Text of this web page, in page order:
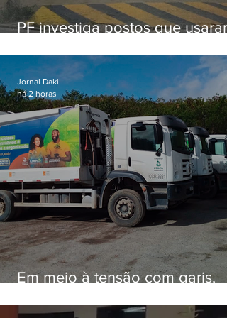
PF investiga postos que usaram
secretário morto em 2020
Em meio à tensão com garis,
26,9% com prefeitura e
Jornal Daki
há 2 horas